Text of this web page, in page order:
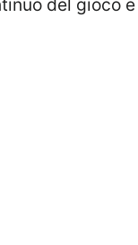
del gioco